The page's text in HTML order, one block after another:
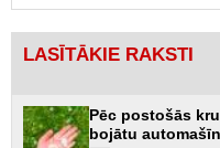
LASĪTĀKIE RAKSTI
Pēc postošās
bojātu